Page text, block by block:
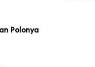
Polonya